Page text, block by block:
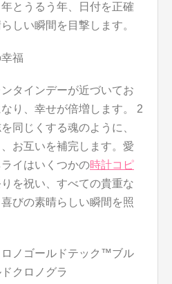
とうるう年、日付を正確
しい瞬間を目撃します。
福
タインデーが近づいてお
り、幸せが倍増します。 2
同じくする魂のように、
お互いを補完します。愛
イはいくつかの時計コピ
を祝い、すべての貴重な
びの素晴らしい瞬間を照
ノゴールドテック™ブル
クロノグラ